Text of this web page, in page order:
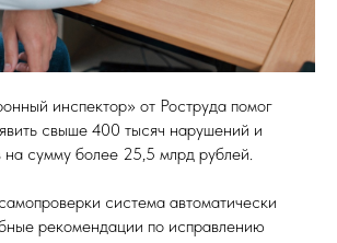
инспектор» от Роструда помог
свыше 400 тысяч нарушений и
на сумму более 25,5 млрд рублей.
система автоматически
рекомендации по исправлению